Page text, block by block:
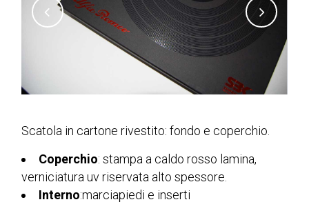
Scatola in cartone rivestito: fondo e coperchio.
Coperchio: stampa a caldo rosso lamina,
verniciatura uv riservata alto spessore.
Interno:marciapiedi e inserti